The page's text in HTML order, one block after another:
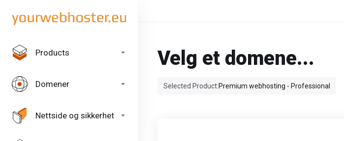
Products
Domener
Nettside og sikkerhet
Velg et domene...
Selected Product:Premium webhosting - Professional